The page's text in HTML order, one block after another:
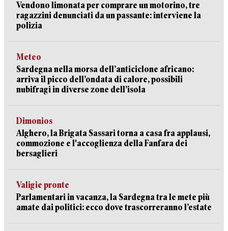
Vendono limonata per comprare un motorino, tre
ragazzini denunciati da un passante: interviene la
polizia
Meteo
Sardegna nella morsa dell’anticiclone africano:
arriva il picco dell’ondata di calore, possibili
nubifragi in diverse zone dell’isola
Dimonios
Alghero, la Brigata Sassari torna a casa fra applausi,
commozione e l'accoglienza della Fanfara dei
bersaglieri
Valigie pronte
Parlamentari in vacanza, la Sardegna tra le mete più
amate dai politici: ecco dove trascorreranno l’estate